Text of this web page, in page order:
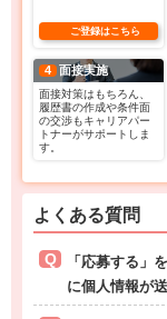
ご登録はこちら
4 面接実施
面接対策はもちろん、
履歴書の作成や条件面
の交渉もキャリアパー
トナーがサポートしま
す。
よくある質問
「応募する」
に個人情報が